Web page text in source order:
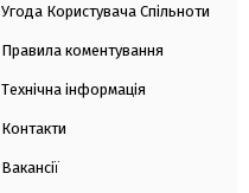
Угода Користувача Спільноти
Правила коментування
Технічна інформація
Контакти
Вакансії